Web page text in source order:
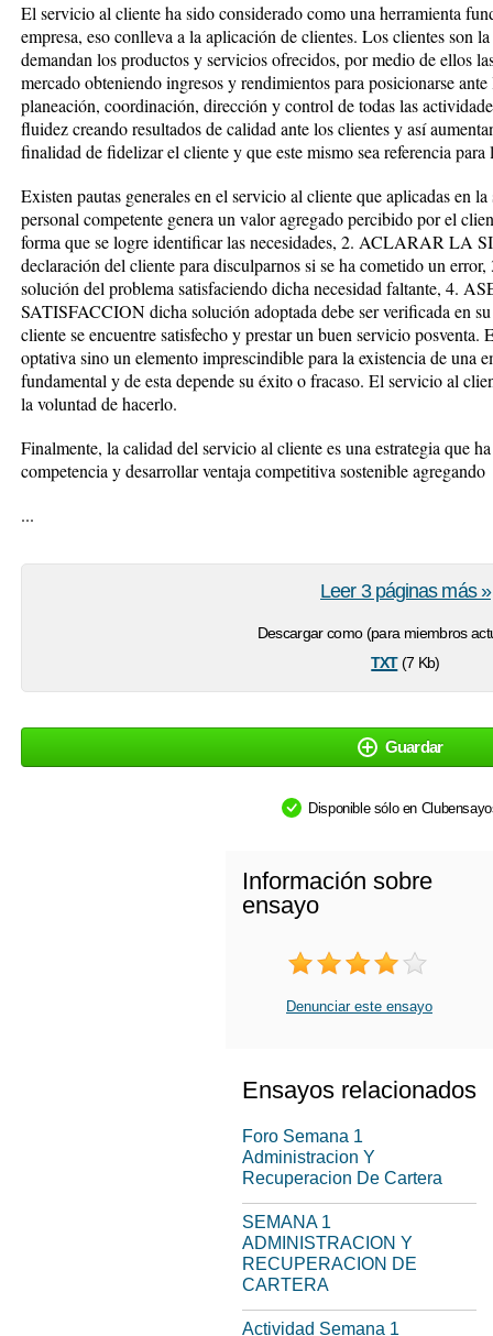
El servicio al cliente ha sido considerado como una herramienta
empresa, eso conlleva a la aplicación de clientes. Los clientes son
demandan los productos y servicios ofrecidos, por medio de ellos
mercado obteniendo ingresos y rendimientos para posicionarse
planeación, coordinación, dirección y control de todas las
fluidez creando resultados de calidad ante los clientes y así
finalidad de fidelizar el cliente y que este mismo sea referencia
Existen pautas generales en el servicio al cliente que aplicadas en
personal competente genera un valor agregado percibido por el
forma que se logre identificar las necesidades, 2. ACLARAR LA
declaración del cliente para disculparnos si se ha cometido un
solución del problema satisfaciendo dicha necesidad faltante, 4.
SATISFACCION dicha solución adoptada debe ser verificada en
cliente se encuentre satisfecho y prestar un buen servicio
optativa sino un elemento imprescindible para la existencia de una
fundamental y de esta depende su éxito o fracaso. El servicio al
la voluntad de hacerlo.
Finalmente, la calidad del servicio al cliente es una estrategia que
competencia y desarrollar ventaja competitiva sostenible agregando
...
Descargar como (para miembros
txt(7 Kb)
Leer 3 páginas más »
Guardar
Disponible sólo en
Información sobre
ensayo
Denunciar este ensayo
Ensayos relacionados
Foro Semana 1
Administracion Y
Recuperacion De Cartera
SEMANA 1
ADMINISTRACION Y
RECUPERACION DE
CARTERA
Actividad Semana 1